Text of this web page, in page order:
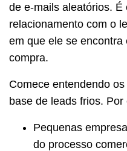
de e-mails aleatórios. É
relacionamento com o
em que ele se
compra.
Comece entendendo
base de leads frios. Por
Pequenas
do processo